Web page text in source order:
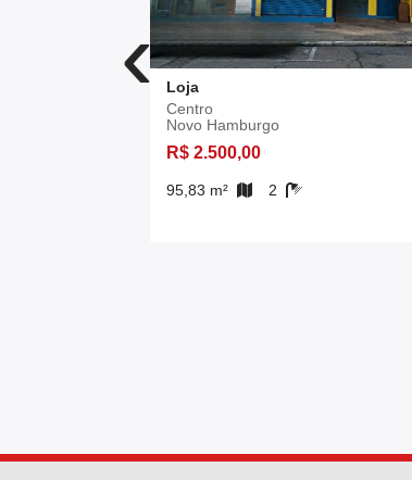
‹ Loja
Centro
Novo Hamburgo
R$ 2.500,00
95,83 m² 2